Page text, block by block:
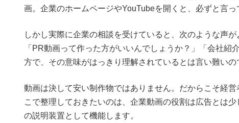
画。企業のホームページやYouTubeを開くと、必ずと言っ
しかし実際に企業の相談を受けていると、次のような声
「PR動画って作った方がいいんでしょうか？」「会社
方で、その意味がはっきり理解されているとは言い難いの
動画は決して安い制作物ではありません。だからこそ経
こで整理しておきたいのは、企業動画の役割は広告とは
の説明装置として機能します。